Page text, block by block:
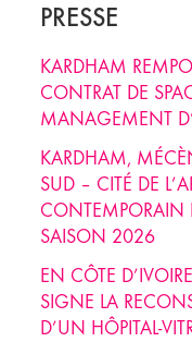
PRESSE
KARDHAM
CONTRAT DE
MANAGEMENT
KARDHAM,
SUD – CITÉ DE
CONTEMPORAIN
SAISON 2026
EN CÔTE
SIGNE LA
D’UN HÔPITAL-